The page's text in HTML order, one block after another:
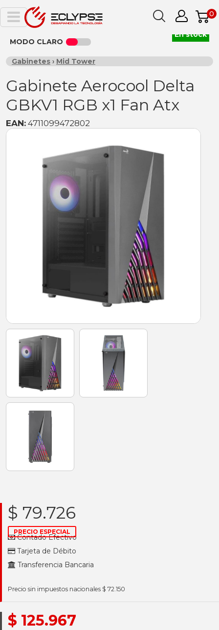
0
MODO CLARO
Gabinetes › Mid Tower
Gabinete Aerocool Delta
GBKV1 RGB x1 Fan Atx
EAN: 4711099472802
$ 79.726
PRECIO ESPECIAL
Contado Efectivo
Tarjeta de Débito
Transferencia Bancaria
Precio sin impuestos nacionales $ 72.150
$ 125.967
En stock